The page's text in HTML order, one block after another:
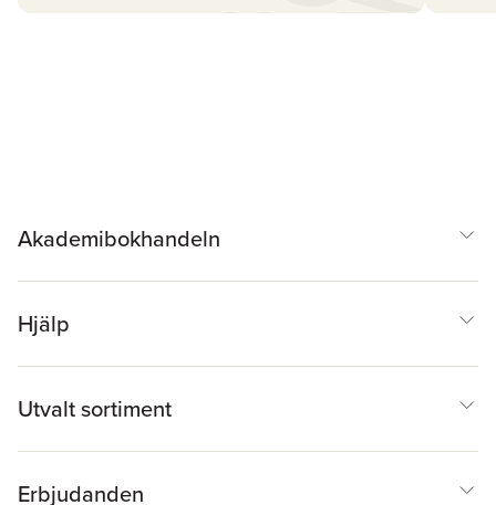
Akademibokhandeln
Hjälp
Utvalt sortiment
Erbjudanden